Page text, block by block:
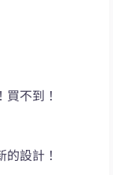
不到！
設計！